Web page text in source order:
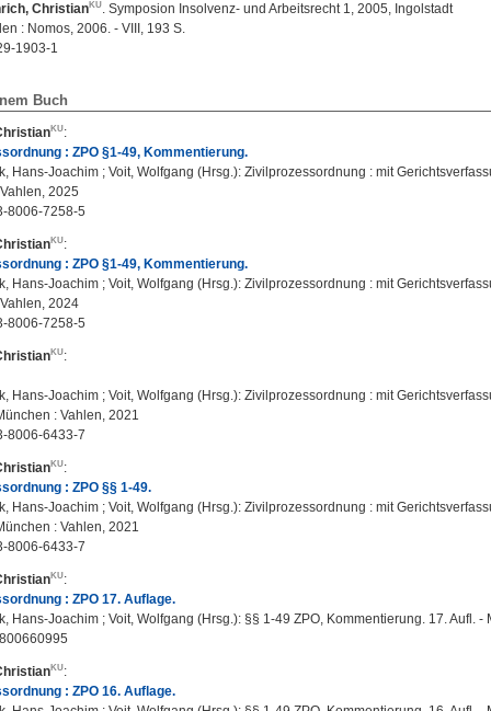
Christian
. Symposion Insolvenz- und Arbeitsrecht 1, 2005, Ingolstadt
: Nomos, 2006. - VIII, 193 S.
1903-1
Buch
:
: ZPO §1-49, Kommentierung.
Hans-Joachim ; Voit, Wolfgang (Hrsg.): Zivilprozessordnung : mit
2025
8006-7258-5
:
: ZPO §1-49, Kommentierung.
Hans-Joachim ; Voit, Wolfgang (Hrsg.): Zivilprozessordnung : mit
2024
8006-7258-5
:
Hans-Joachim ; Voit, Wolfgang (Hrsg.): Zivilprozessordnung : mit
: Vahlen, 2021
8006-6433-7
:
: ZPO §§ 1-49.
Hans-Joachim ; Voit, Wolfgang (Hrsg.): Zivilprozessordnung : mit
: Vahlen, 2021
8006-6433-7
:
: ZPO 17. Auflage.
Hans-Joachim ; Voit, Wolfgang (Hrsg.): §§ 1-49 ZPO, Kommentierung. 17. Aufl. -
:
: ZPO 16. Auflage.